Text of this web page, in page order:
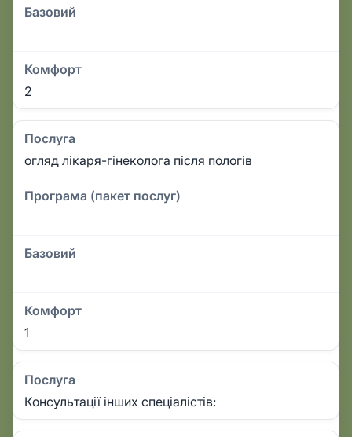
Базовий
Комфорт
2
Послуга
огляд лікаря-гінеколога після пологів
Програма (пакет послуг)
Базовий
Комфорт
1
Послуга
Консультації інших спеціалістів: